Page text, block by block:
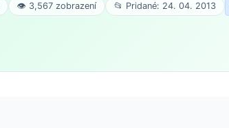
👁 3,567 zobrazení 📂 Pridané: 24. 04. 2013